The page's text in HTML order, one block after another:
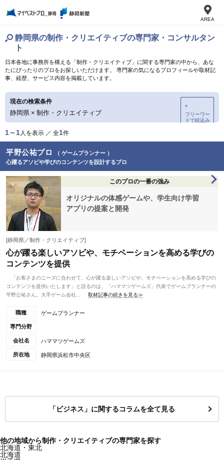
AREA
静岡県の制作・クリエイティブの専門家・コンサルタン
ト
日本各地に事務所を構える「制作・クリエイティブ」に関する専門家の中から、あな
たにぴったりのプロをお探しいただけます。 専門家の気になるプロフィールや取材記
事、経歴、サービス内容を掲載しています。
現在の検索条件
静岡県 × 制作・クリエイティブ
＋
フリーワー
ドで絞込み
1～1人を表示 ／ 全1件
平野公祐プロ
（ ゲームプランナー ）
心躍るアソビや学びのコンテンツを設計するプロ
このプロの一番の強み
オリジナルの体感ゲームや、学生向け学習
アプリの提案と開発
[静岡県／制作・クリエイティブ]
心が躍る楽しいアソビや、モチベーションを高める学びの
コンテンツを提供
「お客さまのニーズに合わせて、心が躍る楽しいアソビや、モチベーションを高める学びの
コンテンツを提供いたします」と語るのは、「ハママツゲームズ」代表でゲームプランナーの
平野公祐さん。大手ゲーム会社...
取材記事の続きを見る≫
職種 ゲームプランナー
専門分野
会社名 ハママツゲームズ
所在地 静岡県浜松市中央区
「ビジネス」に関するコラムを全て見る
他の地域から制作・クリエイティブの専門家を探す
北海道・東北
北海道